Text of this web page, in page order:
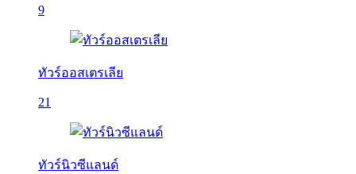
9
ทัวร์ออสเตรเลีย
21
ทัวร์นิวซีแลนด์